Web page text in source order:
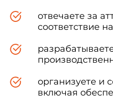
отвечаете за
соответствие
организуете и
включая